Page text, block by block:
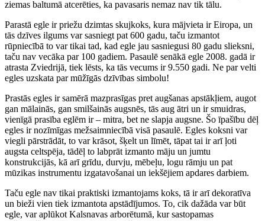
ziemas baltumā atcerēties, ka pavasaris nemaz nav tik tālu.
Parastā egle ir priežu dzimtas skujkoks, kura mājvieta ir Eiropa, un
tās dzīves ilgums var sasniegt pat 600 gadu, taču izmantot
rūpniecībā to var tikai tad, kad egle jau sasniegusi 80 gadu slieksni,
taču nav vecāka par 100 gadiem. Pasaulē senākā egle 2008. gadā ir
atrasta Zviedrijā, tiek lēsts, ka tās vecums ir 9.550 gadi. Ne par velti
egles uzskata par mūžīgās dzīvības simbolu!
Prastās egles ir samērā mazprasīgas pret augšanas apstākļiem, augot
gan mālainās, gan smilšainās augsnēs, tās aug ātri un ir smuidras,
vienīgā prasība eglēm ir – mitra, bet ne slapja augsne. Šo īpašību dēļ
egles ir nozīmīgas mežsaimniecībā visā pasaulē. Egles koksni var
viegli pārstrādāt, to var krāsot, šķelt un līmēt, tāpat tai ir arī ļoti
augsta celtspēja, tādēļ to labprāt izmanto māju un jumtu
konstrukcijās, kā arī grīdu, durvju, mēbeļu, logu rāmju un pat
mūzikas instrumentu izgatavošanai un iekšējiem apdares darbiem.
Taču egle nav tikai praktiski izmantojams koks, tā ir arī dekoratīva
un bieži vien tiek izmantota apstādījumos. To, cik dažāda var būt
egle, var aplūkot Kalsnavas arborētumā, kur sastopamas